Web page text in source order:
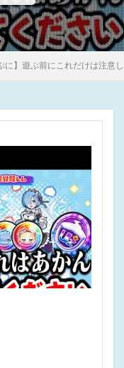
に】遊ぶ前にこれだけは注意